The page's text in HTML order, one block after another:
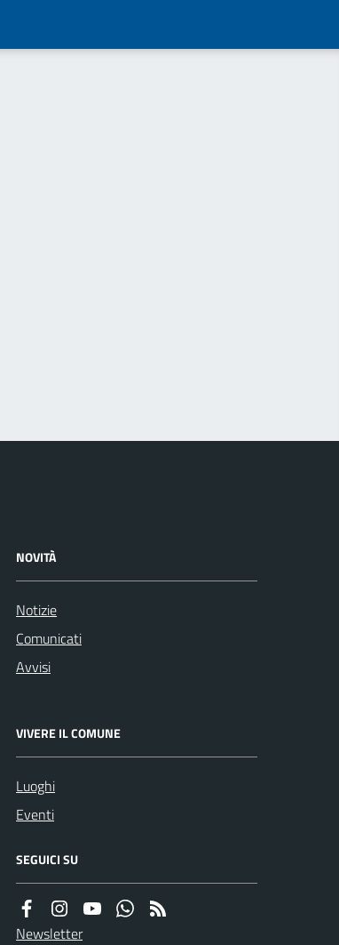
NOVITÀ
Notizie
Comunicati
Avvisi
VIVERE IL COMUNE
Luoghi
Eventi
SEGUICI SU
Newsletter